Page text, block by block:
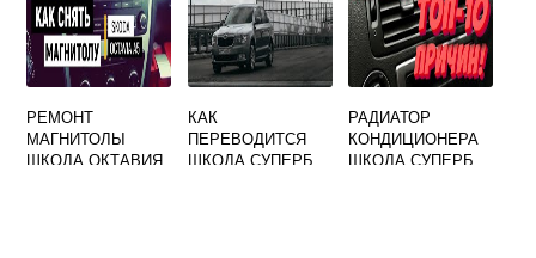
РЕМОНТ
МАГНИТОЛЫ
ШКОДА ОКТАВИЯ
КАК
ПЕРЕВОДИТСЯ
ШКОДА СУПЕРБ
РАДИАТОР
КОНДИЦИОНЕРА
ШКОДА СУПЕРБ